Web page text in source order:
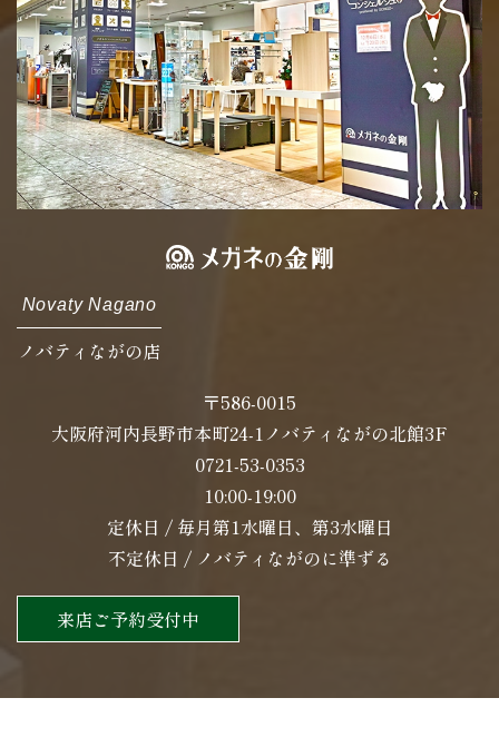
Novaty Nagano
ノバティながの店
〒586-0015
大阪府河内長野市本町24-1ノバティながの北館3F
0721-53-0353
10:00-19:00
定休日 / 毎月第1水曜日、第3水曜日
不定休日 / ノバティながのに準ずる
来店ご予約受付中